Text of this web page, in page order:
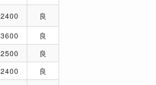
2400
良
3600
良
2500
良
2400
良